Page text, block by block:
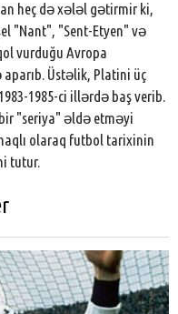
heç də xələl gətirmir ki,
"Nant", "Sent-Etyen" və
vurduğu Avropa
Üstəlik, Platini üç
1985-ci illərdə baş verib.
"seriya" əldə etməyi
olaraq futbol tarixinin
tutur.